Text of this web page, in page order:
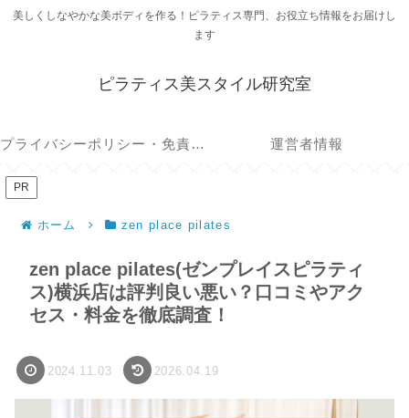
美しくしなやかな美ボディを作る！ピラティス専門、お役立ち情報をお届けし
ます
ピラティス美スタイル研究室
プライバシーポリシー・免責事項 運営者情報
PR
ホーム zen place pilates
zen place pilates(ゼンプレイスピラティ
ス)横浜店は評判良い悪い？口コミやアク
セス・料金を徹底調査！
2024.11.03 2026.04.19